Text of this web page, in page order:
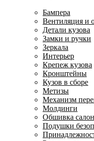
Бампера
Вентиляция и
Детали кузова
Замки и ручки
Зеркала
Интерьер
Крепеж кузова
Кронштейны
Кузов в сборе
Метизы
Механизм
Молдинги
Обшивка
Подушки